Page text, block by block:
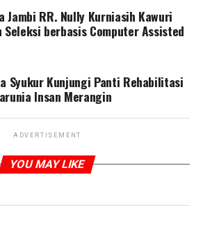
Jambi RR. Nully Kurniasih Kawuri
Seleksi berbasis Computer Assisted
Syukur Kunjungi Panti Rehabilitasi
Insan Merangin
ADVERTISEMENT
YOU MAY LIKE